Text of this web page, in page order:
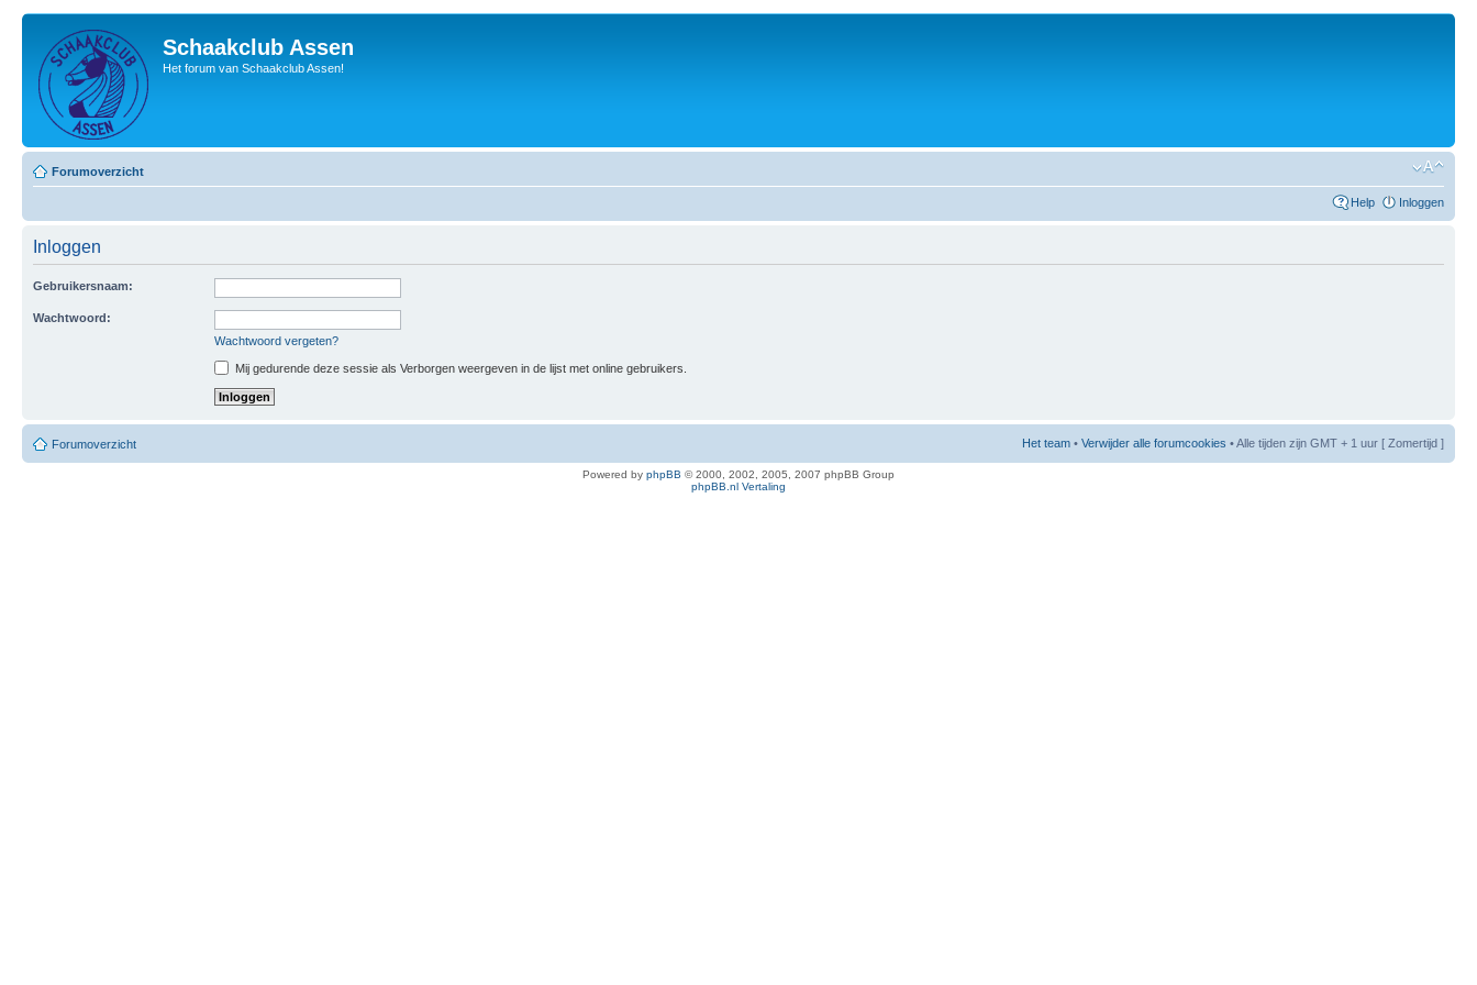
Schaakclub Assen
Het forum van Schaakclub Assen!
Forumoverzicht
Help Inloggen
Inloggen
Gebruikersnaam:
Wachtwoord:
Wachtwoord vergeten?
Mij gedurende deze sessie als Verborgen weergeven in de lijst met online gebruikers.
Forumoverzicht Het team • Verwijder alle forumcookies • Alle tijden zijn GMT + 1 uur [ Zomertijd ]
Powered by phpBB © 2000, 2002, 2005, 2007 phpBB Group
phpBB.nl Vertaling